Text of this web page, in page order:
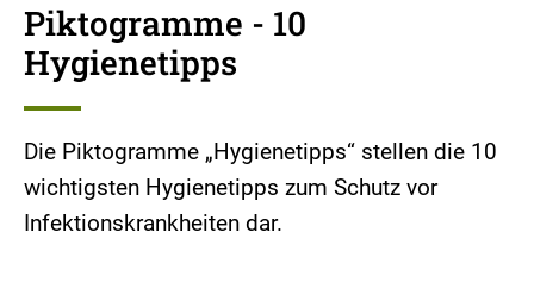
Piktogramme - 10
Hygienetipps
Die Piktogramme „Hygienetipps“ stellen die 10
wichtigsten Hygienetipps zum Schutz vor
Infektionskrankheiten dar.